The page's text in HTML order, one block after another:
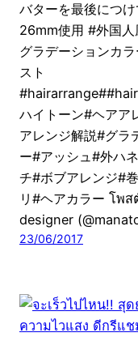
バターを最後につ
26mm使用 #外国
グラデーションカ
スト
ハイトーン#ヘアア
アレンジ解説#グラ
ー#アッシュ#外ハ
チ#ボブアレンジ#
リ#ヘアカラー โ
designer
23/06/2017